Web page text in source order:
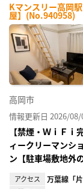
Kマンスリー高岡
屋】(No.940958)
高岡市
情報更新日 2026/08/
【禁煙・ＷｉＦ
ィークリーマンシ
ン【駐車場敷地外
アクセス 万葉線「片